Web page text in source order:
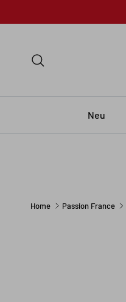
Neu
Home Passion France